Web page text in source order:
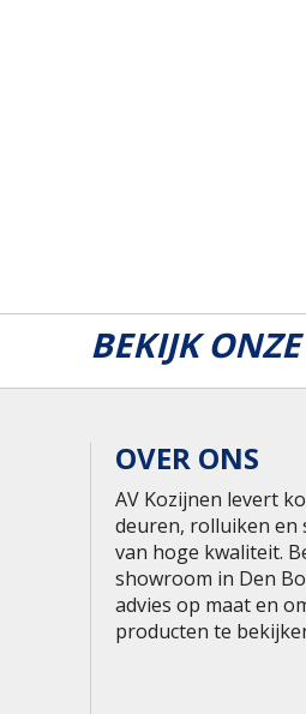
BEKIJK
OVER ONS
AV Kozijnen levert
deuren, rolluiken en
van hoge kwaliteit.
showroom in Den
advies op maat en
producten te